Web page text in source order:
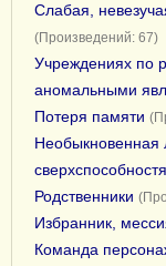
Слабая,
(Произведений: 67)
Учреждениях по
аномальными
Потеря памяти
Необыкновенная
Родственники
Избранник,
Команда